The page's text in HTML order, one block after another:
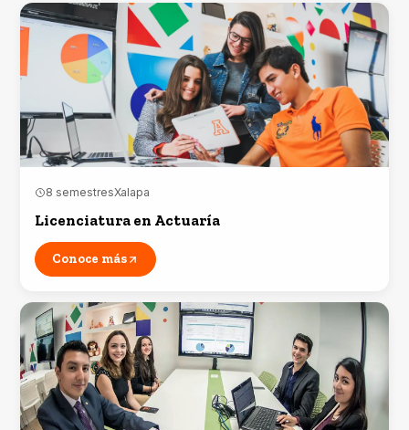
8 semestresXalapa
Licenciatura en Actuaría
Conoce más